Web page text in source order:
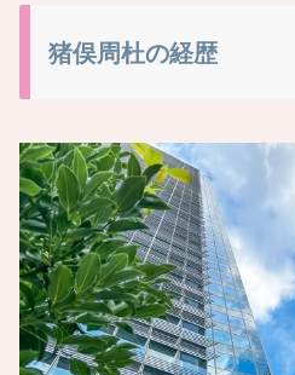
猪俣周杜の経歴